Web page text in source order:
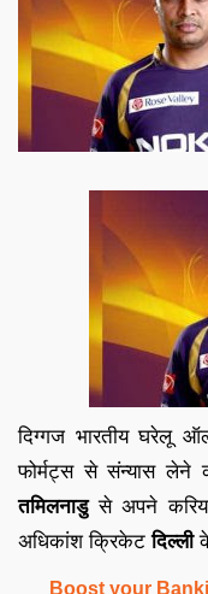
दिग्गज भारतीय घरेलू
फोर्मट्स से संन्यास लेने
तमिलनाडुसे अपने
अधिकांश क्रिकेटदिल्ली
Boost your